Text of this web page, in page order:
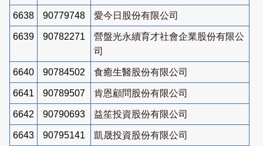
6638 90779748 愛今日股份有限公司
6639 90782271
營盤光永續育才社會企業股份有限公
司
6640 90784502 食癒生醫股份有限公司
6641 90789507 肯恩顧問股份有限公司
6642 90790693 益笙投資股份有限公司
6643 90795141 凱晟投資股份有限公司